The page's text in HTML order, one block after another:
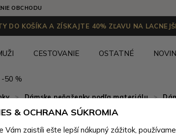
OBCHODU
DO KOŠÍKA A ZÍSKAJTE 40% ZĽAVU NA
CESTOVANIE OSTATNÉ
-50 %
> Dámske peňaženky podľa materiálu >
& OCHRANA SÚKROMIA
Vám zaistili ešte lepší nákupný zážitok,